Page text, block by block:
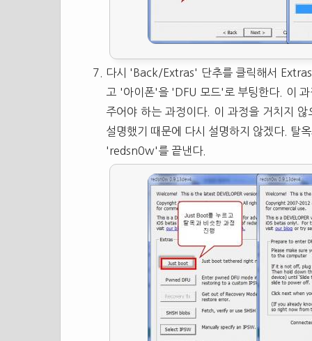
다시 'Back/Extras' 단추를 클릭해서
고 '아이폰'을 'DFU 모드'로 부팅한다. 이
주어야 하는 과정이다. 이 과정을 거치지
설명했기 때문에 다시 설명하지 않겠다. 탈
'redsn0w'를 끝낸다.